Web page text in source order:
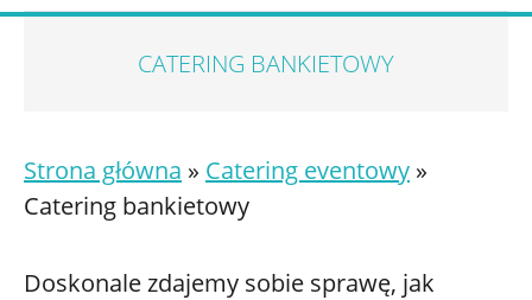
CATERING BANKIETOWY
Strona główna » Catering eventowy »
Catering bankietowy
Doskonale zdajemy sobie sprawę, jak